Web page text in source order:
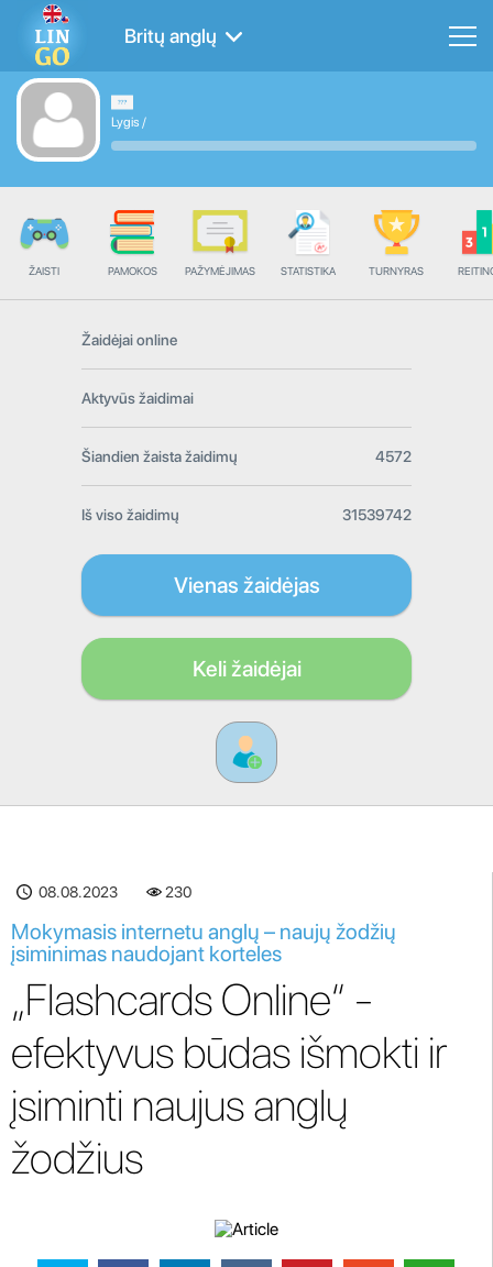
Britų anglų
Lygis /
ŽAISTI PAMOKOS PAŽYMĖJIMAS STATISTIKA TURNYRAS
Žaidėjai online
Aktyvūs žaidimai
Šiandien žaista žaidimų 4572
Iš viso žaidimų 31539742
Vienas žaidėjas
Keli žaidėjai
08.08.2023 230
Mokymasis internetu anglų – naujų žodžių
įsiminimas naudojant korteles
„Flashcards Online“ -
efektyvus būdas išmokti ir
įsiminti naujus anglų
žodžius